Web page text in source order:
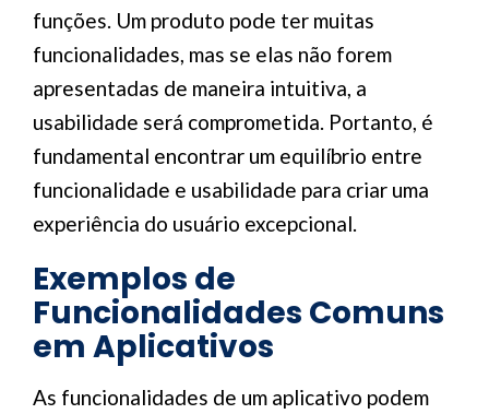
funções. Um produto pode ter muitas
funcionalidades, mas se elas não forem
apresentadas de maneira intuitiva, a
usabilidade será comprometida. Portanto, é
fundamental encontrar um equilíbrio entre
funcionalidade e usabilidade para criar uma
experiência do usuário excepcional.
Exemplos de
Funcionalidades Comuns
em Aplicativos
As funcionalidades de um aplicativo podem